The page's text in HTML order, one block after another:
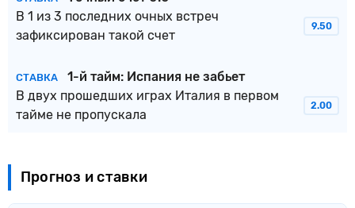
В 1 из 3 последних очных встреч
зафиксирован такой счет
9.50
СТАВКА
1-й тайм: Испания не забьет
В двух прошедших играх Италия в первом
тайме не пропускала
2.00
Прогноз и ставки